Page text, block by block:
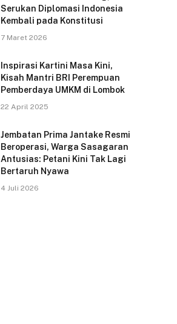
Serukan Diplomasi Indonesia
Kembali pada Konstitusi
7 Maret 2026
Inspirasi Kartini Masa Kini,
Kisah Mantri BRI Perempuan
Pemberdaya UMKM di Lombok
22 April 2025
Jembatan Prima Jantake Resmi
Beroperasi, Warga Sasagaran
Antusias: Petani Kini Tak Lagi
Bertaruh Nyawa
4 Juli 2026